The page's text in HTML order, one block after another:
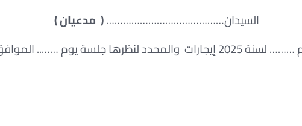
السيدان……………………………………( مدعيان )
لنظرها جلسة يوم …….. الموافق / / 2025